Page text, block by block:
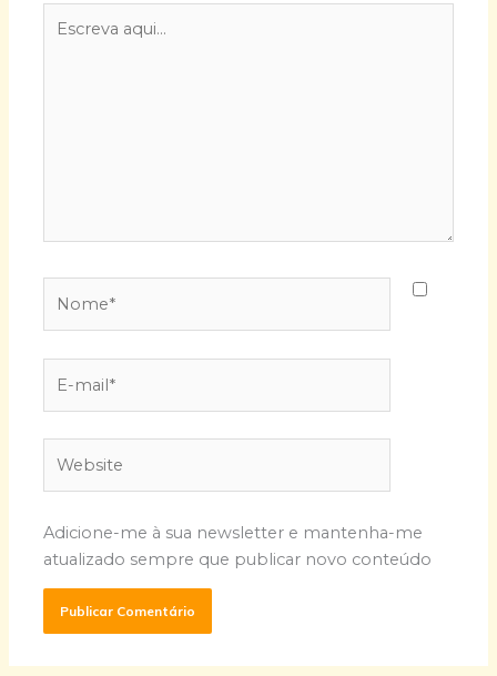
mail*
Adicione-me à sua newsletter e mantenha-me
atualizado sempre que publicar novo conteúdo